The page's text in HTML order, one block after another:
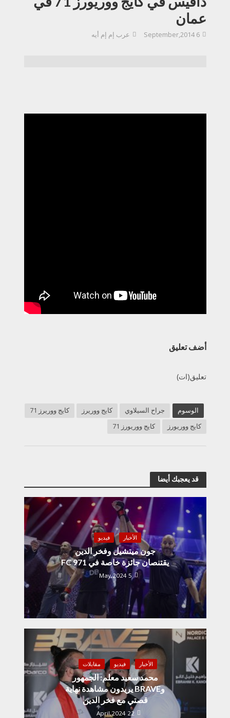
عمان
6 September,2014 عرب إم إم أيه
أضف تعليق
تعليق(ات)
الوسوم جراح السيلاوي كايج ووريرز
كايج ووريرز 71
كايج ووريورز
كايج ووريورز 71
قد يعجبك أيضا
الأخبار فيديو
جون ميتشيل وفخر الدين
يقتنصان جائزة خاصة في 971 FC
5 May,2024
الأخبار فيديو مقابلات
محمد سعيد معلم: الجمهور
وBRAVE يريدون مشاهدة نهاية
قصتي مع فخر الدين
22 April,2024